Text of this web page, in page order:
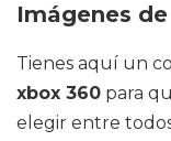
Imágenes
Tienes aquí un
xbox 360 para
elegir entre